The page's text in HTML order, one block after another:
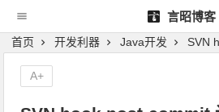
言昭博客
首页 开发利器 Java开发 SVN hook
A+